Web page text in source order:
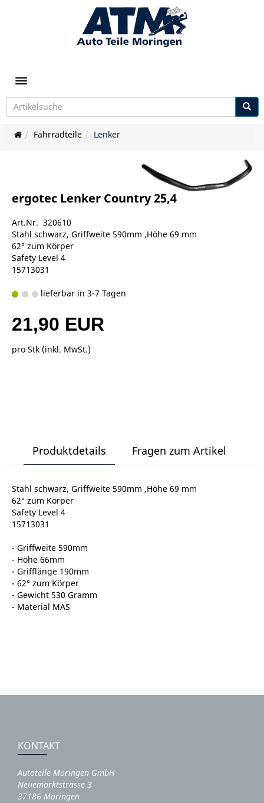
Toggle navigation
Fahrradteile Lenker
ergotec Lenker Country 25,4
Art.Nr. 320610
Stahl schwarz, Griffweite 590mm ,Höhe 69 mm
62° zum Körper
Safety Level 4
15713031
lieferbar in 3-7 Tagen
21,90 EUR
pro Stk (inkl. MwSt.)
Produktdetails Fragen zum Artikel
Stahl schwarz, Griffweite 590mm ,Höhe 69 mm
62° zum Körper
Safety Level 4
15713031
- Griffweite 590mm
- Höhe 66mm
- Grifflänge 190mm
- 62° zum Körper
- Gewicht 530 Gramm
- Material MAS
KONTAKT
Autoteile Moringen GmbH
Neuemarktstrasse 3
37186 Moringen